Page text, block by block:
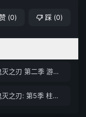
(0) 踩 (0)
鬼灭之刃 第二季 游郭篇
鬼灭之刃: 第5季 柱训练篇